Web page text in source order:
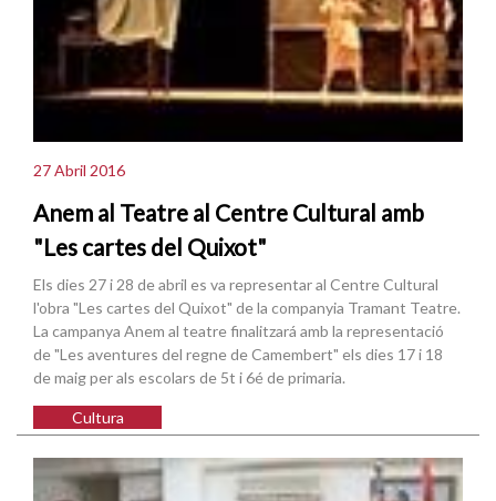
27 Abril 2016
Anem al Teatre al Centre Cultural amb
"Les cartes del Quixot"
Els dies 27 i 28 de abril es va representar al Centre Cultural
l'obra "Les cartes del Quixot" de la companyia Tramant Teatre.
La campanya Anem al teatre finalitzará amb la representació
de "Les aventures del regne de Camembert" els dies 17 i 18
de maig per als escolars de 5t i 6é de primaria.
Cultura